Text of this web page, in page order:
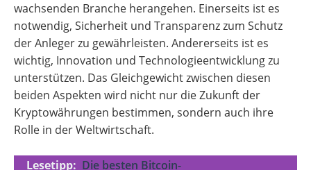
wachsenden Branche herangehen. Einerseits ist es
notwendig, Sicherheit und Transparenz zum Schutz
der Anleger zu gewährleisten. Andererseits ist es
wichtig, Innovation und Technologieentwicklung zu
unterstützen. Das Gleichgewicht zwischen diesen
beiden Aspekten wird nicht nur die Zukunft der
Kryptowährungen bestimmen, sondern auch ihre
Rolle in der Weltwirtschaft.
Lesetipp: Die besten Bitcoin-